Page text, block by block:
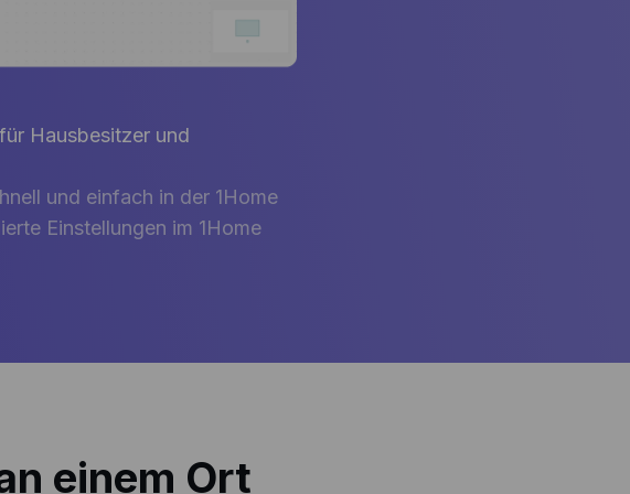
Hausbesitzer und
und einfach in der 1Home
Einstellungen im 1Home
einem Ort